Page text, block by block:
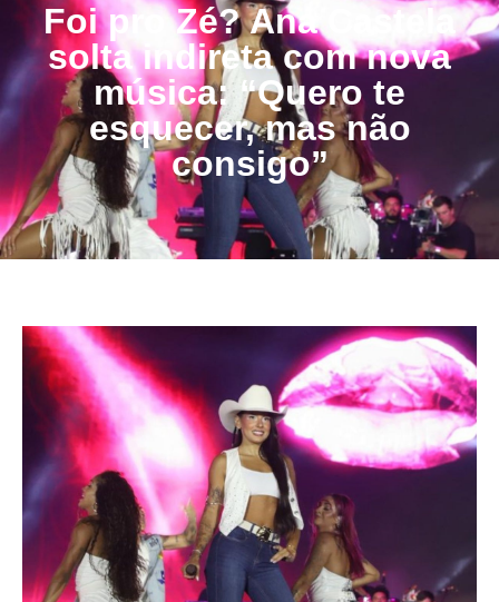
Foi pro Zé? Ana Castela
solta indireta com nova
música: “Quero te
esquecer, mas não
consigo”